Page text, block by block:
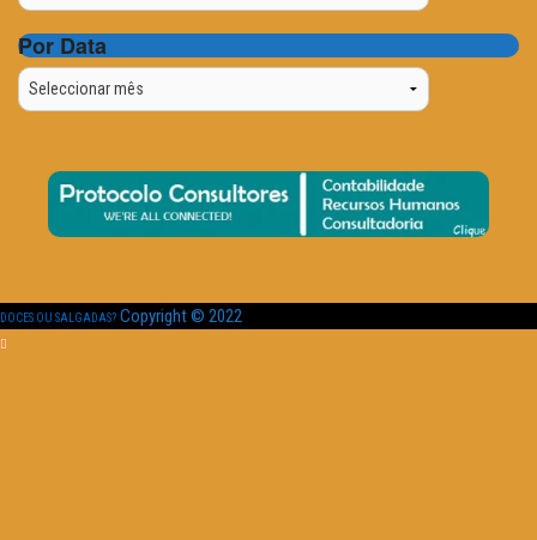
Por Data
Por
Data
DOCES OU SALGADAS? Copyright © 2022